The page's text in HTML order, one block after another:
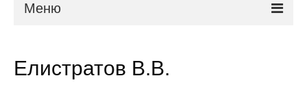
Меню
Елистратов В.В.